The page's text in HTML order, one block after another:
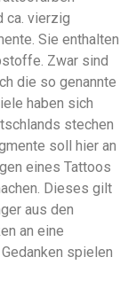
ca. vierzig
Sie enthalten
Zwar sind
die so genannte
haben sich
stechen
soll hier an
eines Tattoos
Dieses gilt
aus den
an eine
spielen